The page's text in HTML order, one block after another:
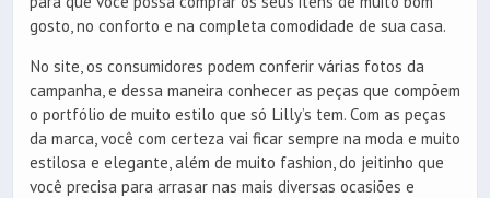
gosto, no conforto e na completa comodidade de sua casa.
No site, os consumidores podem conferir várias fotos da
campanha, e dessa maneira conhecer as peças que compõem
o portfólio de muito estilo que só Lilly’s tem. Com as peças
da marca, você com certeza vai ficar sempre na moda e muito
estilosa e elegante, além de muito fashion, do jeitinho que
você precisa para arrasar nas mais diversas ocasiões e